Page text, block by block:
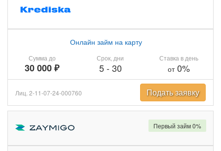
Сумма до
30 000 ₽
Онлайн займ на карту
Срок, дни
5- 30
Ставка в день
от0%
Лиц. 2-11-07-24-000760 Подать заявку
Первый займ 0%